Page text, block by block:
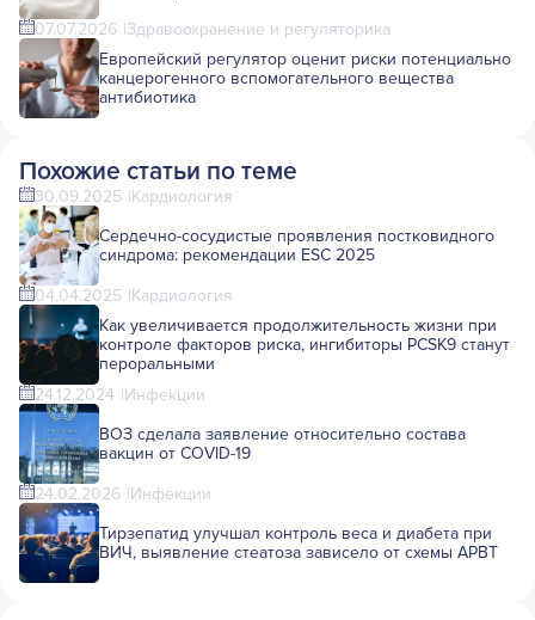
07.07.2026 Здравоохранение и регуляторика
Европейский регулятор оценит риски потенциально
канцерогенного вспомогательного вещества
антибиотика
Похожие статьи по теме
30.09.2025 Кардиология
Сердечно-сосудистые проявления постковидного
синдрома: рекомендации ESC 2025
04.04.2025 Кардиология
Как увеличивается продолжительность жизни при
контроле факторов риска, ингибиторы PCSK9 станут
пероральными
24.12.2024 Инфекции
ВОЗ сделала заявление относительно состава
вакцин от COVID-19
24.02.2026 Инфекции
Тирзепатид улучшал контроль веса и диабета при
ВИЧ, выявление стеатоза зависело от схемы АРВТ